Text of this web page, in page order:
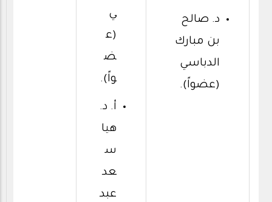
د. صالح
بن مبارك
الدباسي
(عضواً).
ي
(ع
ض
واً).
أ. د.
هيا
س
عد
عبد